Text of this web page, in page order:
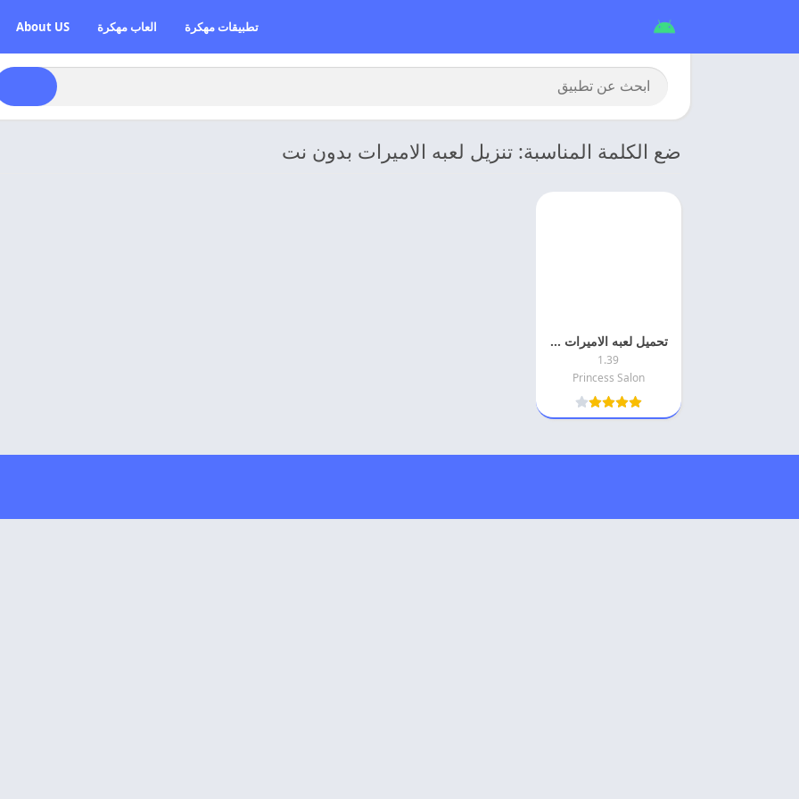
تطبيقات مهكرة العاب مهكرة About US
ضع الكلمة المناسبة: تنزيل لعبه الاميرات بدون نت
تحميل لعبه الاميرات 2026 Princess Salon مهكره اخر اصدار
1.39
Princess Salon